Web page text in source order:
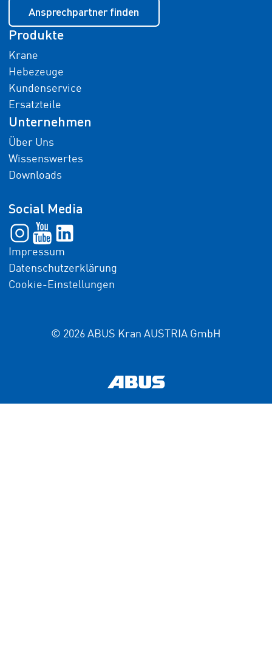
Ansprechpartner finden
Produkte
Krane
Hebezeuge
Kundenservice
Ersatzteile
Unternehmen
Über Uns
Wissenswertes
Downloads
Social Media
Impressum
Datenschutzerklärung
Cookie-Einstellungen
© 2026 ABUS Kran AUSTRIA GmbH